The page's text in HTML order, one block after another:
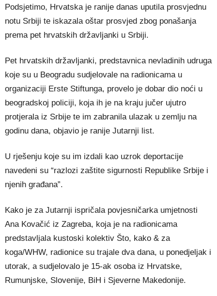
Podsjetimo, Hrvatska je ranije danas uputila prosvjednu
notu Srbiji te iskazala oštar prosvjed zbog ponašanja
prema pet hrvatskih državljanki u Srbiji.
Pet hrvatskih državljanki, predstavnica nevladinih udruga
koje su u Beogradu sudjelovale na radionicama u
organizaciji Erste Stiftunga, provelo je dobar dio noći u
beogradskoj policiji, koja ih je na kraju jučer ujutro
protjerala iz Srbije te im zabranila ulazak u zemlju na
godinu dana, objavio je ranije Jutarnji list.
U rješenju koje su im izdali kao uzrok deportacije
navedeni su “razlozi zaštite sigurnosti Republike Srbije i
njenih građana”.
Kako je za Jutarnji ispričala povjesničarka umjetnosti
Ana Kovačić iz Zagreba, koja je na radionicama
predstavljala kustoski kolektiv Što, kako & za
koga/WHW, radionice su trajale dva dana, u ponedjeljak i
utorak, a sudjelovalo je 15-ak osoba iz Hrvatske,
Rumunjske, Slovenije, BiH i Sjeverne Makedonije.